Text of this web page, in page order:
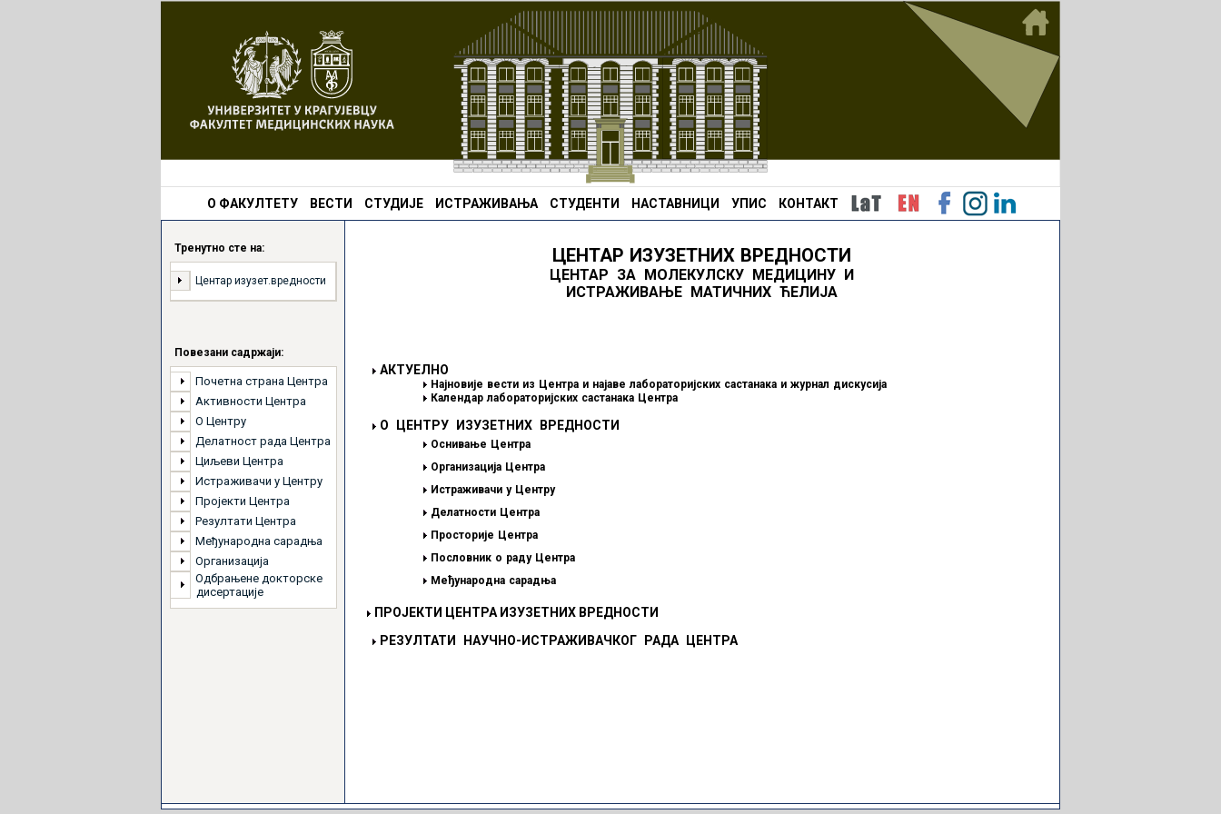
О ФАКУЛТЕТУ ВЕСТИ СТУДИЈЕ ИСТРАЖИВАЊА СТУДЕНТИ НАСТАВНИЦИ УПИС КОНТАКТ
Тренутно сте на:
Центaр изузет.вредности
Повезани садржаји:
Почетна страна Центра
Активности Центра
О Центру
Делатност рада Центра
Циљеви Центра
Истраживачи у Центру
Пројекти Центра
Резултати Центра
Међународна сарадња
Организација
Одбрањене докторске
дисертације
ЦЕНТАР ИЗУЗЕТНИХ ВРЕДНОСТИ
ЦЕНТАР ЗА МОЛЕКУЛСКУ МЕДИЦИНУ И
ИСТРАЖИВАЊЕ МАТИЧНИХ ЋЕЛИЈА
АКТУЕЛНО
Најновије вести из Центра и најаве лабораторијских састанака и журнал дискусија
Календар лабораторијских састанака Центра
О ЦЕНТРУ ИЗУЗЕТНИХ ВРЕДНОСТИ
Оснивање Центра
Организација Центра
Истраживачи у Центру
Делатности Центра
Просторије Центра
Пословник о раду Центра
Међународна сарадња
ПРОЈЕКТИ ЦЕНТРА ИЗУЗЕТНИХ ВРЕДНОСТИ
РЕЗУЛТАТИ НАУЧНО-ИСТРАЖИВАЧКОГ РАДА ЦЕНТРА